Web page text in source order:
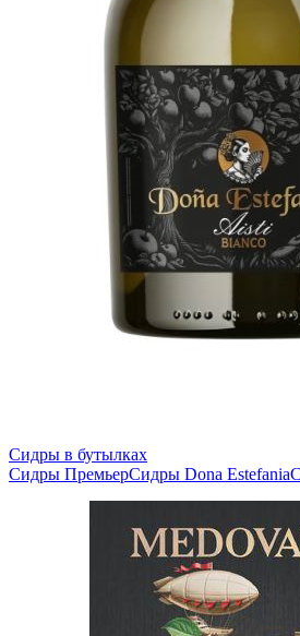
Сидры в бутылках
Сидры ПремьерСидры Dona Estefania